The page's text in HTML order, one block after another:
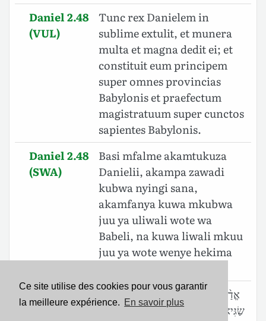
Ce site utilise des cookies pour vous garantir
la meilleure expérience. En savoir plus
Daniel 2.48
(VUL)
Tunc rex Danielem in
sublime extulit, et munera
multa et magna dedit ei; et
constituit eum principem
super omnes provincias
Babylonis et praefectum
magistratuum super cunctos
sapientes Babylonis.
Daniel 2.48
(SWA)
Basi mfalme akamtukuza
Danielii, akampa zawadi
kubwa nyingi sana,
akamfanya kuwa mkubwa
juu ya uliwali wote wa
Babeli, na kuwa liwali mkuu
juu ya wote wenye hekima
Daniel 2.48
(BHS)
אֱדַ֨יִן מַלְכָּ֜א לְדָנִיֵּ֣אל רַבִּ֗י וּמַתְּנָ֨ן רַבְרְבָ֤ן
שַׂגִּיאָן֙ יְהַב־לֵ֔הּ וְהַ֨שְׁלְטֵ֔הּ עַ֖ל כָּל־מְדִינַ֣ת